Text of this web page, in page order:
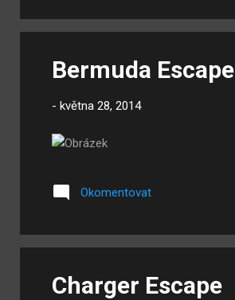
Bermuda Escape
- května 28, 2014
Okomentovat
Charger Escape